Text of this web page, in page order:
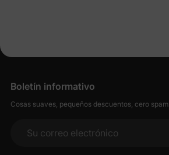
Boletín informativo
Cosas suaves, pequeños descuentos, cero spam.
Su correo electrónico